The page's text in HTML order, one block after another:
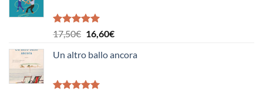
Valutato
5.00
17,50€ Il
originale
17,50€.
16,60€Il
attuale
Un altro ballo ancora